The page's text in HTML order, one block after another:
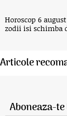
Horoscop 6
zodii isi schimba
Articole
Aboneaza-